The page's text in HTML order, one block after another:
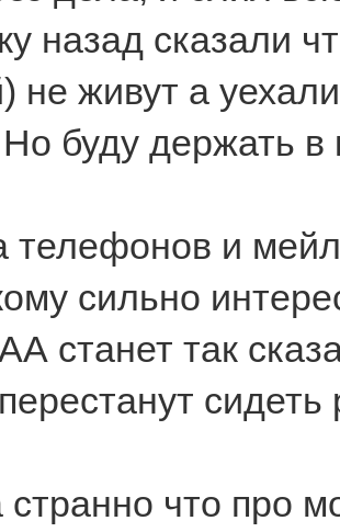
назад сказали
не живут а
Но буду держать в
телефонов и
сильно
станет так
сидеть
что про